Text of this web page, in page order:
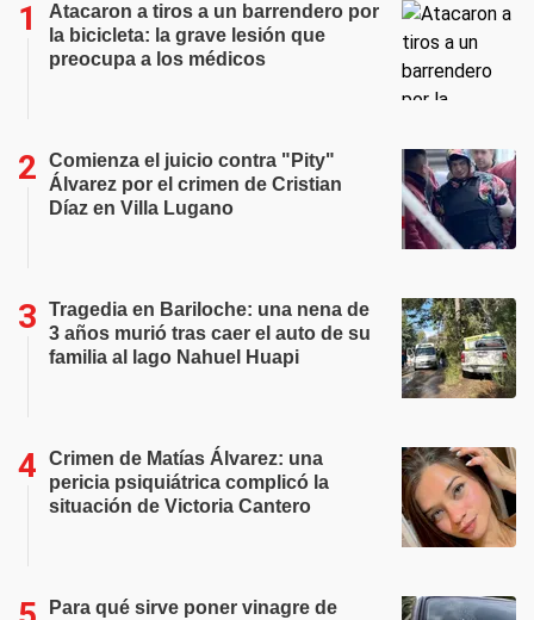
Atacaron a tiros a un barrendero por
la bicicleta: la grave lesión que
preocupa a los médicos
Comienza el juicio contra "Pity"
Álvarez por el crimen de Cristian
Díaz en Villa Lugano
Tragedia en Bariloche: una nena de
3 años murió tras caer el auto de su
familia al lago Nahuel Huapi
Crimen de Matías Álvarez: una
pericia psiquiátrica complicó la
situación de Victoria Cantero
Para qué sirve poner vinagre de